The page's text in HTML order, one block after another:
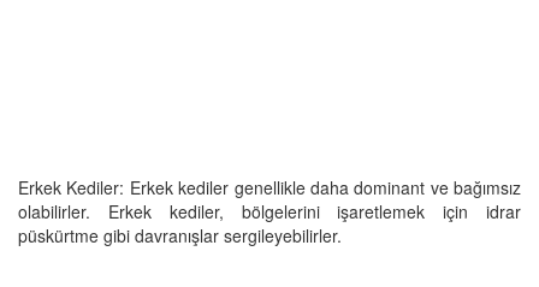
Erkek Kediler: Erkek kediler genellikle daha dominant ve bağımsız
olabilirler. Erkek kediler, bölgelerini işaretlemek için idrar
püskürtme gibi davranışlar sergileyebilirler.